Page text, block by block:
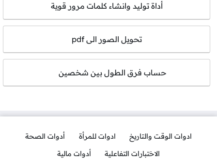
أداة توليد وانشاء كلمات مرور قوية
تحويل الصور الى pdf
حساب فرق الطول بين شخصين
ادوات الوقت والتاريخ ادوات للمرأة
أدوات الصحة
الاختبارات التفاعلية
أدوات مالية